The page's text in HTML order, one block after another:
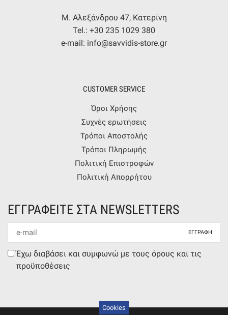
Μ. Αλεξάνδρου 47, Κατερίνη
Tel.: +30 235 1029 380
e-mail: info@savvidis-store.gr
CUSTOMER SERVICE
Όροι Χρήσης
Συχνές ερωτήσεις
Τρόποι Αποστολής
Τρόποι Πληρωμής
Πολιτική Επιστροφών
Πολιτική Απορρήτου
ΕΓΓΡΑΦΕΙΤΕ ΣΤΑ NEWSLETTERS
Newsletter
Συμφωνία
όρων
Έχω διαβάσει και συμφωνώ με τους όρους και τις
προϋποθέσεις
Cookies